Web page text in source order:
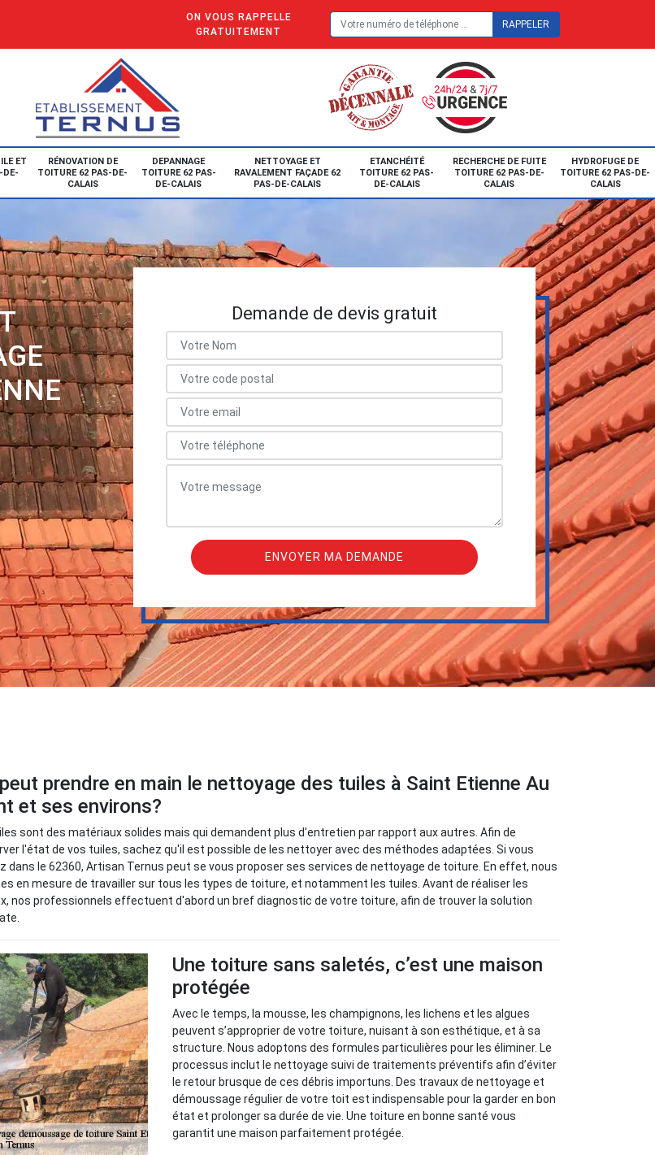
ON VOUS RAPPELLE
GRATUITEMENT
ET
DE-
RÉNOVATION DE
TOITURE 62 PAS-DE-
CALAIS
DEPANNAGE
TOITURE 62 PAS-
DE-CALAIS
NETTOYAGE ET
RAVALEMENT FAÇADE 62
PAS-DE-CALAIS
ETANCHÉITÉ
TOITURE 62 PAS-
DE-CALAIS
RECHERCHE DE FUITE
TOITURE 62 PAS-DE-
CALAIS
HYDROFUGE DE
TOITURE 62 PAS-DE-
CALAIS
Demande de devis gratuit
prendre en main le nettoyage des tuiles à Saint Etienne Au
et ses environs?
sont des matériaux solides mais qui demandent plus d'entretien par rapport aux autres. Afin de
l'état de vos tuiles, sachez qu'il est possible de les nettoyer avec des méthodes adaptées. Si vous
dans le 62360, Artisan Ternus peut se vous proposer ses services de nettoyage de toiture. En effet, nous
en mesure de travailler sur tous les types de toiture, et notamment les tuiles. Avant de réaliser les
nos professionnels effectuent d'abord un bref diagnostic de votre toiture, afin de trouver la solution
Une toiture sans saletés, c’est une maison
protégée
Avec le temps, la mousse, les champignons, les lichens et les algues
peuvent s’approprier de votre toiture, nuisant à son esthétique, et à sa
structure. Nous adoptons des formules particulières pour les éliminer. Le
processus inclut le nettoyage suivi de traitements préventifs afin d’éviter
le retour brusque de ces débris importuns. Des travaux de nettoyage et
démoussage régulier de votre toit est indispensable pour la garder en bon
état et prolonger sa durée de vie. Une toiture en bonne santé vous
garantit une maison parfaitement protégée.